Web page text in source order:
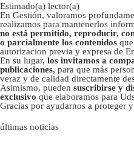
Estimado(a) lector(a)
En Gestión, valoramos
realizamos para mantenerlos
no está permitido, reproducir,
o parcialmente los contenidos
autorizacion previa y expresa de
En su lugar, los invitamos a
publicaciones, para que más
veraz y de calidad directamente
Asimismo, pueden suscribirse y
exclusivo que elaboramos para
Gracias por ayudarnos a proteger
últimas noticias